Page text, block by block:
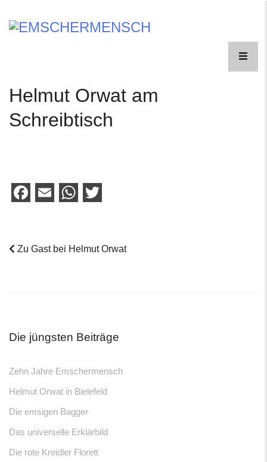
EINE
Helmut Orwat am
Schreibtisch
Facebook
EmailWhatsApp
Zu Gast bei Helmut Orwat
Die jüngsten Beiträge
Zehn Jahre Emschermensch
Helmut Orwat in Bielefeld
Die emsigen Bagger
Das universelle Erklärbild
Die rote Kreidler Florett